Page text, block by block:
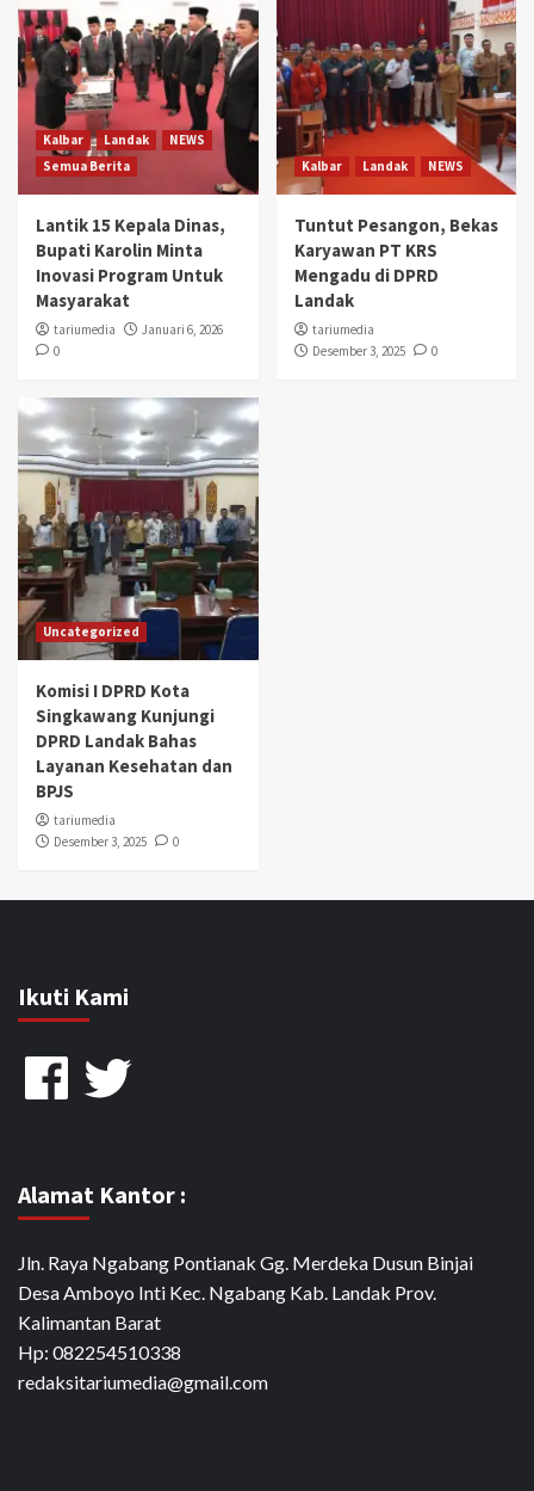
Kalbar Landak
NEWS
Semua Berita
Lantik 15 Kepala Dinas,
Bupati Karolin Minta
Inovasi Program Untuk
Masyarakat
tariumedia
Januari 6, 2026
0
Kalbar Landak NEWS
Tuntut Pesangon, Bekas
Karyawan PT KRS
Mengadu di DPRD
Landak
tariumedia
Desember 3, 2025
0
Uncategorized
Komisi I DPRD Kota
Singkawang Kunjungi
DPRD Landak Bahas
Layanan Kesehatan dan
BPJS
tariumedia
Desember 3, 2025
0
Ikuti Kami
FacebookTwitter
Alamat Kantor :
Jln. Raya Ngabang Pontianak Gg. Merdeka Dusun Binjai
Desa Amboyo Inti Kec. Ngabang Kab. Landak Prov.
Kalimantan Barat
Hp: 082254510338
redaksitariumedia@gmail.com